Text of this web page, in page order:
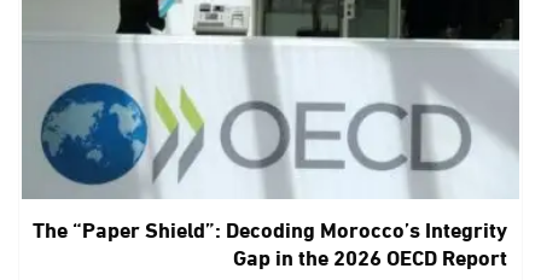
The “Paper Shield”: Decoding Morocco’s Integrity
Gap in the 2026 OECD Report